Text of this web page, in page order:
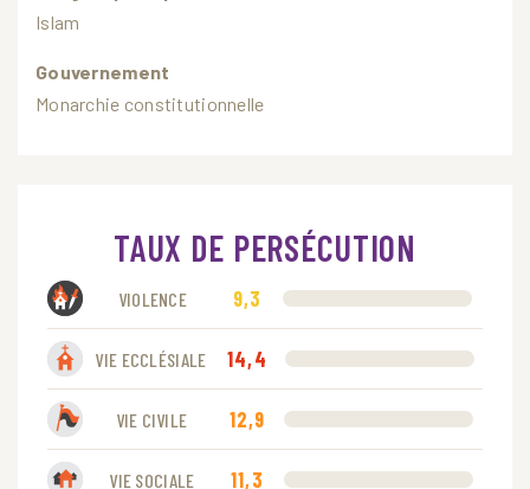
Islam
Gouvernement
Monarchie constitutionnelle
TAUX DE PERSÉCUTION
VIOLENCE 9,3
VIE ECCLÉSIALE 14,4
VIE CIVILE 12,9
VIE SOCIALE 11,3